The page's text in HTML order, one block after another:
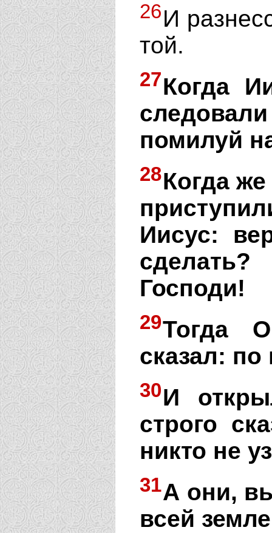
26И
той.
27Когда
помилуй
28Когда
Иисус:
Господи!
29Тогда
сказал:
30И
строго
никто не
31А они,
всей